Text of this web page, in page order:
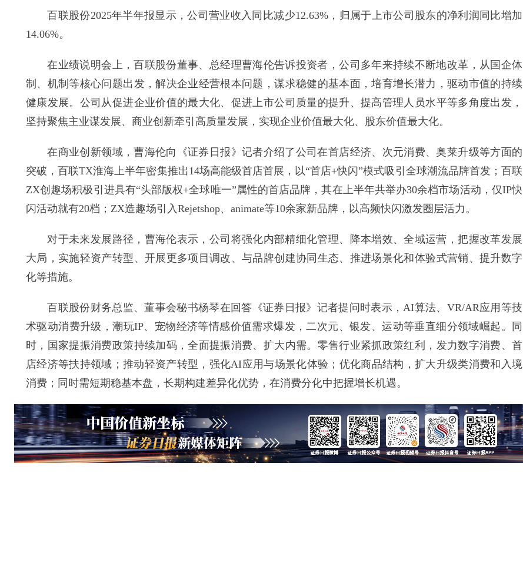
百联股份2025年半年报显示，公司营业收入同比减少12.63%，归属于上市公司股东的净利润同比增加
14.06%。
在业绩说明会上，百联股份董事、总经理曹海伦告诉投资者，公司多年来持续不断地改革，从国企体
制、机制等核心问题出发，解决企业经营根本问题，谋求稳健的基本面，培育增长潜力，驱动市值的持续
健康发展。公司从促进企业价值的最大化、促进上市公司质量的提升、提高管理人员水平等多角度出发，
坚持聚焦主业谋发展、商业创新牵引高质量发展，实现企业价值最大化、股东价值最大化。
在商业创新领域，曹海伦向《证券日报》记者介绍了公司在首店经济、次元消费、奥莱升级等方面的
突破，百联TX淮海上半年密集推出14场高能级首店首展，以“首店+快闪”模式吸引全球潮流品牌首发；百联
ZX创趣场积极引进具有“头部版权+全球唯一”属性的首店品牌，其在上半年共举办30余档市场活动，仅IP快
闪活动就有20档；ZX造趣场引入Rejetshop、animate等10余家新品牌，以高频快闪激发圈层活力。
对于未来发展路径，曹海伦表示，公司将强化内部精细化管理、降本增效、全域运营，把握改革发展
大局，实施轻资产转型、开展更多项目调改、与品牌创建协同生态、推进场景化和体验式营销、提升数字
化等措施。
百联股份财务总监、董事会秘书杨琴在回答《证券日报》记者提问时表示，AI算法、VR/AR应用等技
术驱动消费升级，潮玩IP、宠物经济等情感价值需求爆发，二次元、银发、运动等垂直细分领域崛起。同
时，国家提振消费政策持续加码，全面提振消费、扩大内需。零售行业紧抓政策红利，发力数字消费、首
店经济等扶持领域；推动轻资产转型，强化AI应用与场景化体验；优化商品结构，扩大升级类消费和入境
消费；同时需短期稳基本盘，长期构建差异化优势，在消费分化中把握增长机遇。